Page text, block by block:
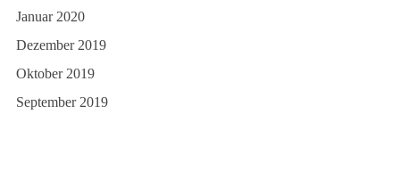
Januar 2020
Dezember 2019
Oktober 2019
September 2019